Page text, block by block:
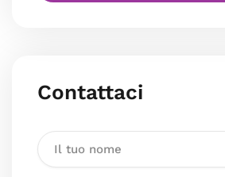
Contattaci